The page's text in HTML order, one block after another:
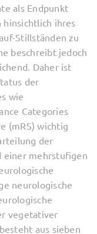
als Endpunkt
ihres
Stillständen zu
beschreibt jedoch
Daher ist
der
wie
Categories
(mRS) wichtig
der
einer mehrstufigen
neurologische
vegetativer
aus sieben